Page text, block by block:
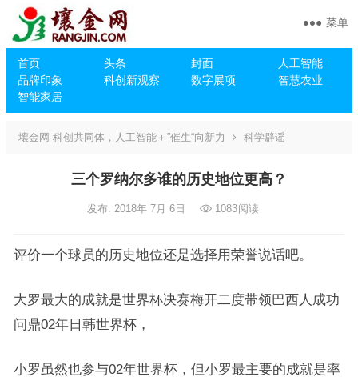
首页 头条 封面
人工智能
品牌印象
科创新观察 数字展项
智慧农业
智能家居
菜单
壤金网-科创共同体，人工智能＋”催生“向新力 科学辟谣
三个罗纳尔多谁的历史地位更高？
发布: 2018年 7月 6日 1083阅读
评价一个球员的历史地位还是选择用荣誉说话吧。
大罗最大的成就是世界杯决赛梅开二度带领巴西人成功
问鼎02年日韩世界杯，
小罗虽然也参与02年世界杯，但小罗最主要的成就是率